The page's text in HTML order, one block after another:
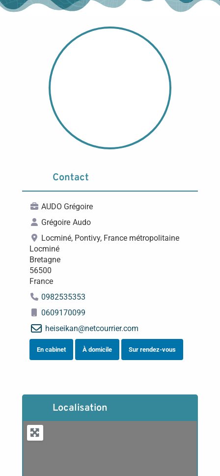
Contact
AUDO Grégoire
Grégoire Audo
Locminé, Pontivy, France métropolitaine
Locminé
Bretagne
56500
France
0982535353
0609170099
heiseikan@netcourrier.com
En cabinet À domicile Sur rendez-vous
Localisation